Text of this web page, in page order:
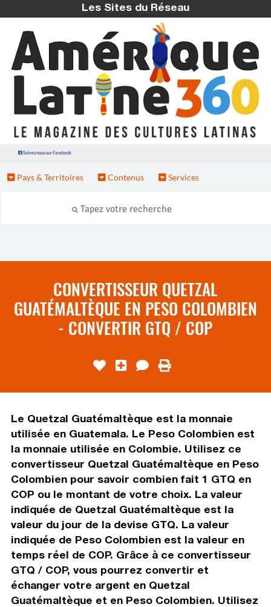
Les Sites du Réseau
Suivez nous sur Facebook
Pays & Territoires Contenus Services
CONVERTISSEUR QUETZAL
GUATÉMALTÈQUE EN PESO COLOMBIEN
- CONVERTIR GTQ / COP
Le Quetzal Guatémaltèque est la monnaie
utilisée en Guatemala. Le Peso Colombien est
la monnaie utilisée en Colombie. Utilisez ce
convertisseur Quetzal Guatémaltèque en Peso
Colombien pour savoir combien fait 1 GTQ en
COP ou le montant de votre choix. La valeur
indiquée de Quetzal Guatémaltèque est la
valeur du jour de la devise GTQ. La valeur
indiquée de Peso Colombien est la valeur en
temps réel de COP. Grâce à ce convertisseur
GTQ / COP, vous pourrez convertir et
échanger votre argent en Quetzal
Guatémaltèque et en Peso Colombien. Utilisez